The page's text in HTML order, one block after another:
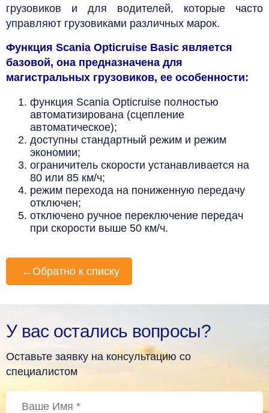
грузовиков и для водителей, которые часто
управляют грузовиками различных марок.
Функция Scania Opticruise Basic является
базовой, она предназначена для
магистральных грузовиков, ее особенности:
функция Scania Opticruise полностью
автоматизирована (сцепление
автоматическое);
доступны стандартный режим и режим
экономии;
ограничитель скорости устанавливается на
80 или 85 км/ч;
режим перехода на пониженную передачу
отключен;
отключено ручное переключение передач
при скорости выше 50 км/ч.
← Обратно к списку
У вас остались вопросы?
Оставьте заявку на консультацию со
специалистом